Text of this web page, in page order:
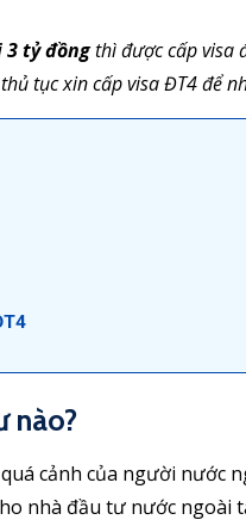
tỷ đồngthì được cấp visa
tục xin cấp visa ĐT4 để
nào?
cảnh của người nước
nhà đầu tư nước ngoài